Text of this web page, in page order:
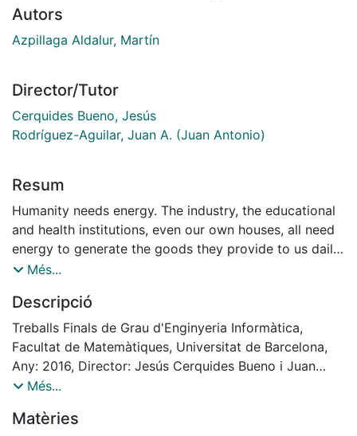
Autors
Azpillaga Aldalur, Martín
Director/Tutor
Cerquides Bueno, Jesús
Rodríguez-Aguilar, Juan A. (Juan Antonio)
Resum
Humanity needs energy. The industry, the educational
and health institutions, even our own houses, all need
energy to generate the goods they provide to us daily.
But the raw materials historically used to produce
models have been proposed. On one hand, new
sources of energy have been found and developed,
but none has overcome the use of fossil materials yet.
On the other hand, there is ongoing research to find
more efficient ways ways to use and deliver energy.
a distributor produces the energy and hands it out
Més...
Descripció
Treballs Finals de Grau d'Enginyeria Informàtica,
Facultat de Matemàtiques, Universitat de Barcelona,
Any: 2016, Director: Jesús Cerquides Bueno i Juan
Antonio Rodríguez-Aguilar
Més...
Matèries